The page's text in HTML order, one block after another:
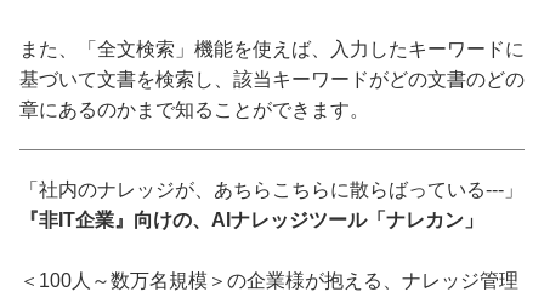
また、「全文検索」機能を使えば、入力したキーワードに
基づいて文書を検索し、該当キーワードがどの文書のどの
章にあるのかまで知ることができます。
「社内のナレッジが、あちらこちらに散らばっている---」
『非IT企業』向けの、AIナレッジツール「ナレカン」
＜100人～数万名規模＞の企業様が抱える、ナレッジ管理